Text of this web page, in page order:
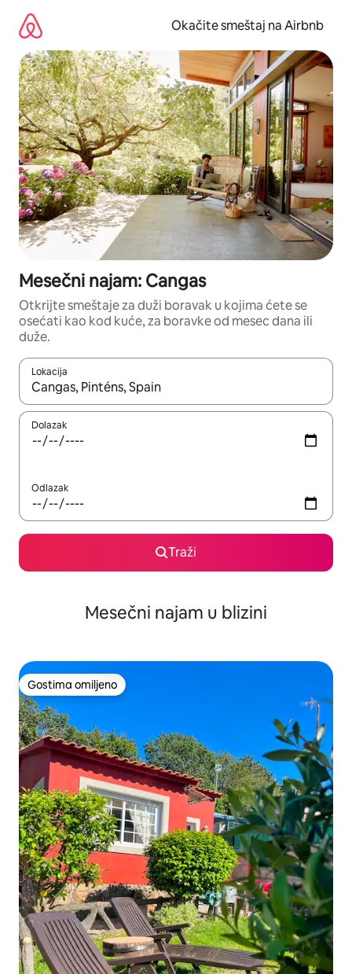
sadržaj
Okačite smeštaj na Airbnb
Mesečni najam: Cangas
Otkrijte smeštaje za duži boravak u kojima ćete se
osećati kao kod kuće, za boravke od mesec dana ili
duže.
Lokacija
Kad su rezultati dostupni, možete da se krećete kroz njih
Dolazak
Odlazak
Traži
Mesečni najam u blizini
Gostima omiljeno
Gostima omiljeno